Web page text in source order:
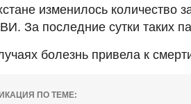
изменилось количество
За последние сутки таких
болезнь привела к
ПО ТЕМЕ: